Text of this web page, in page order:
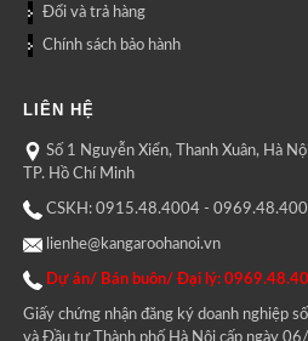
Đổi và trả hàng
Chính sách bảo hành
LIÊN HỆ
Số 1 Nguyễn Xiển, Thanh Xuân, Hà
TP. Hồ Chí Minh
CSKH: 0915.48.4004 -
lienhe@kangaroohanoi.vn
Dự án/ Bán buôn/ Đại lý:
Giấy chứng nhận đăng ký doanh nghiệp